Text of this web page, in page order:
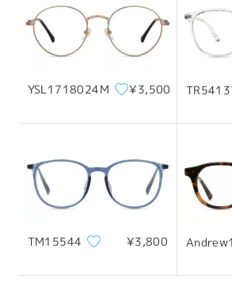
サイズについて
123mm/ 4.84in
レンズ幅
天地幅
配送
YSL1718024M ¥3,500
TM15544 ¥3,800